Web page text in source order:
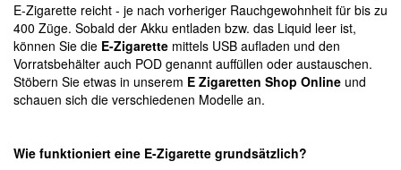
E-Zigarette reicht - je nach vorheriger Rauchgewohnheit für bis zu
400 Züge. Sobald der Akku entladen bzw. das Liquid leer ist,
können Sie die E-Zigarette mittels USB aufladen und den
Vorratsbehälter auch POD genannt auffüllen oder austauschen.
Stöbern Sie etwas in unserem E Zigaretten Shop Online und
schauen sich die verschiedenen Modelle an.
Wie funktioniert eine E-Zigarette grundsätzlich?